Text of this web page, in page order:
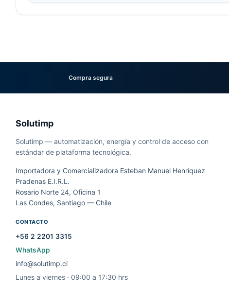
Compra segura
Solutimp
Solutimp — automatización, energía y control de acceso con
estándar de plataforma tecnológica.
Importadora y Comercializadora Esteban Manuel Henríquez
Pradenas E.I.R.L.
Rosario Norte 24, Oficina 1
Las Condes, Santiago — Chile
CONTACTO
+56 2 2201 3315
WhatsApp
info@solutimp.cl
Lunes a viernes · 09:00 a 17:30 hrs